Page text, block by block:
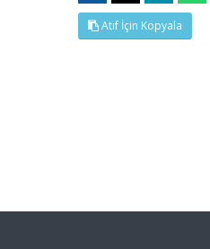
Atıf İçin Kopyala